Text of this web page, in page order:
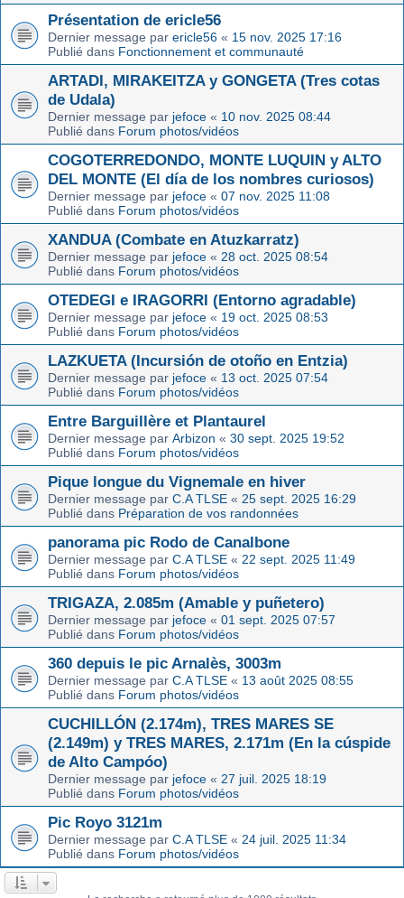
Présentation de ericle56
Dernier message par ericle56 « 15 nov. 2025 17:16
Publié dans Fonctionnement et communauté
ARTADI, MIRAKEITZA y GONGETA (Tres cotas
de Udala)
Dernier message par jefoce « 10 nov. 2025 08:44
Publié dans Forum photos/vidéos
COGOTERREDONDO, MONTE LUQUIN y ALTO
DEL MONTE (El día de los nombres curiosos)
Dernier message par jefoce « 07 nov. 2025 11:08
Publié dans Forum photos/vidéos
XANDUA (Combate en Atuzkarratz)
Dernier message par jefoce « 28 oct. 2025 08:54
Publié dans Forum photos/vidéos
OTEDEGI e IRAGORRI (Entorno agradable)
Dernier message par jefoce « 19 oct. 2025 08:53
Publié dans Forum photos/vidéos
LAZKUETA (Incursión de otoño en Entzia)
Dernier message par jefoce « 13 oct. 2025 07:54
Publié dans Forum photos/vidéos
Entre Barguillère et Plantaurel
Dernier message par Arbizon « 30 sept. 2025 19:52
Publié dans Forum photos/vidéos
Pique longue du Vignemale en hiver
Dernier message par C.A TLSE « 25 sept. 2025 16:29
Publié dans Préparation de vos randonnées
panorama pic Rodo de Canalbone
Dernier message par C.A TLSE « 22 sept. 2025 11:49
Publié dans Forum photos/vidéos
TRIGAZA, 2.085m (Amable y puñetero)
Dernier message par jefoce « 01 sept. 2025 07:57
Publié dans Forum photos/vidéos
360 depuis le pic Arnalès, 3003m
Dernier message par C.A TLSE « 13 août 2025 08:55
Publié dans Forum photos/vidéos
CUCHILLÓN (2.174m), TRES MARES SE
(2.149m) y TRES MARES, 2.171m (En la cúspide
de Alto Campóo)
Dernier message par jefoce « 27 juil. 2025 18:19
Publié dans Forum photos/vidéos
Pic Royo 3121m
Dernier message par C.A TLSE « 24 juil. 2025 11:34
Publié dans Forum photos/vidéos